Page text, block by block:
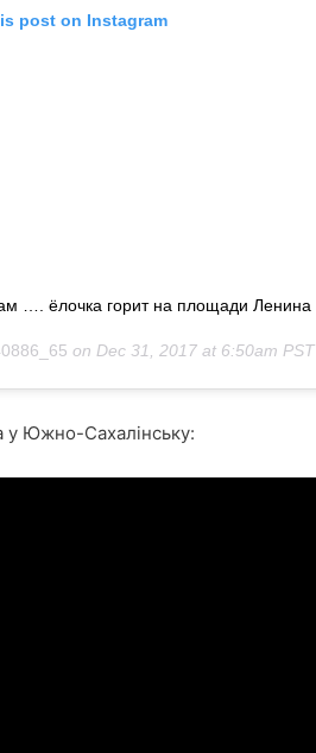
post on Instagram
…. ёлочка горит на площади Ленина
on Dec 31, 2017 at 6:50am PST
у Южно-Сахалінську: